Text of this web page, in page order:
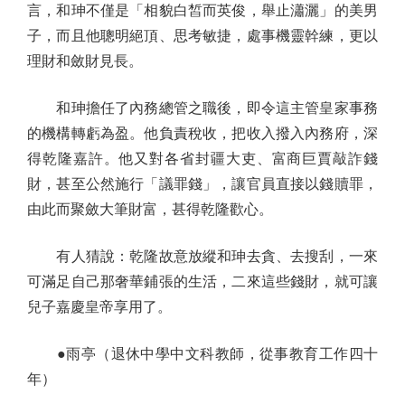
言，和珅不僅是「相貌白皙而英俊，舉止瀟灑」的美男
子，而且他聰明絕頂、思考敏捷，處事機靈幹練，更以
理財和斂財見長。
和珅擔任了內務總管之職後，即令這主管皇家事務
的機構轉虧為盈。他負責稅收，把收入撥入內務府，深
得乾隆嘉許。他又對各省封疆大吏、富商巨賈敲詐錢
財，甚至公然施行「議罪錢」，讓官員直接以錢贖罪，
由此而聚斂大筆財富，甚得乾隆歡心。
有人猜說：乾隆故意放縱和珅去貪、去搜刮，一來
可滿足自己那奢華鋪張的生活，二來這些錢財，就可讓
兒子嘉慶皇帝享用了。
●雨亭（退休中學中文科教師，從事教育工作四十
年）